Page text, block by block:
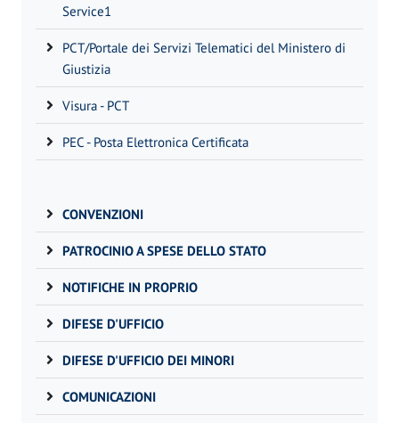
Service1
PCT/Portale dei Servizi Telematici del Ministero di
Giustizia
Visura - PCT
PEC - Posta Elettronica Certificata
CONVENZIONI
PATROCINIO A SPESE DELLO STATO
NOTIFICHE IN PROPRIO
DIFESE D'UFFICIO
DIFESE D'UFFICIO DEI MINORI
COMUNICAZIONI